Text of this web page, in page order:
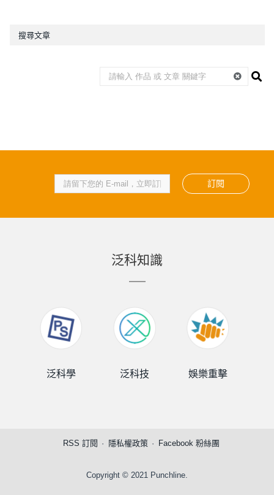
搜尋文章
訂閱
泛科知識
泛科學 泛科技 娛樂重擊
RSS 訂閱 隱私權政策 Facebook 粉絲團
Copyright © 2021 Punchline.